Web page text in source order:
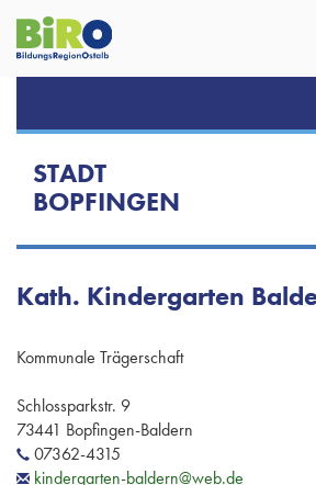
STADT
BOPFINGEN
Kath. Kindergarten
Kommunale Trägerschaft
Schlossparkstr. 9
73441 Bopfingen-Baldern
07362-4315
kindergarten-baldern@web.de